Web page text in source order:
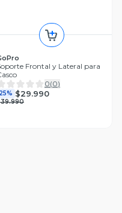
Frontal y Lateral para
0(0)
25% $29.990